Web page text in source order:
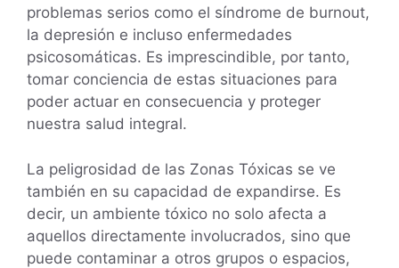
problemas serios como el síndrome de burnout,
la depresión e incluso enfermedades
psicosomáticas. Es imprescindible, por tanto,
tomar conciencia de estas situaciones para
poder actuar en consecuencia y proteger
nuestra salud integral.
La peligrosidad de las Zonas Tóxicas se ve
también en su capacidad de expandirse. Es
decir, un ambiente tóxico no solo afecta a
aquellos directamente involucrados, sino que
puede contaminar a otros grupos o espacios,